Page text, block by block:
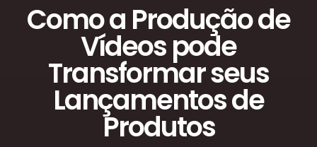
Como a Produção de
Vídeos pode
Transformar seus
Lançamentos de
Produtos